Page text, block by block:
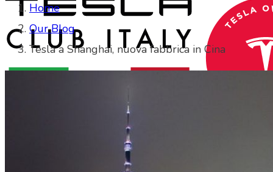
Home
Our Blog
Tesla a Shanghai, nuova fabbrica in Cina